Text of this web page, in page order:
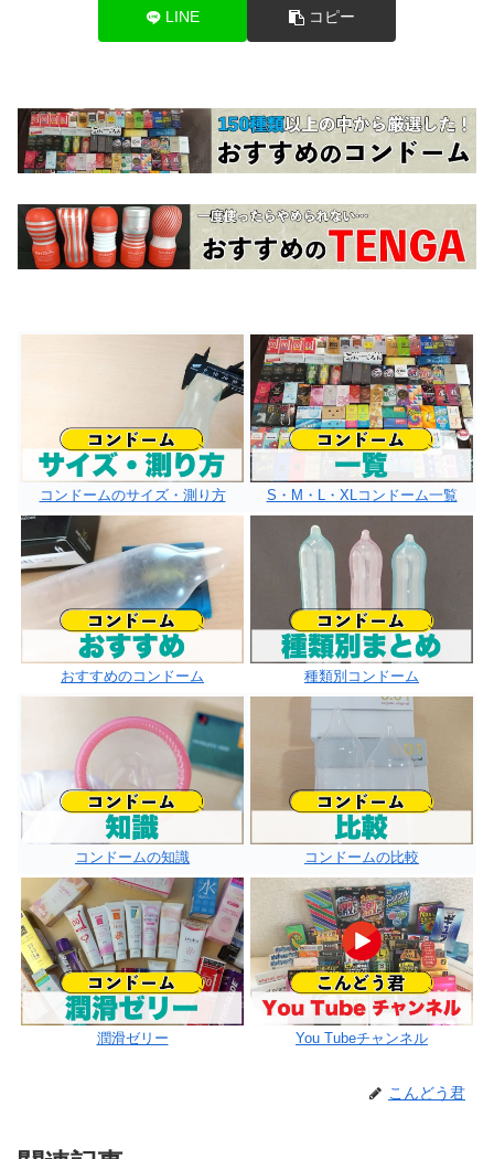
LINE コピー
コンドームのサイズ・測り方 S・M・L・XLコンドーム一覧
おすすめのコンドーム 種類別コンドーム
コンドームの知識 コンドームの比較
潤滑ゼリー You Tubeチャンネル
こんどう君